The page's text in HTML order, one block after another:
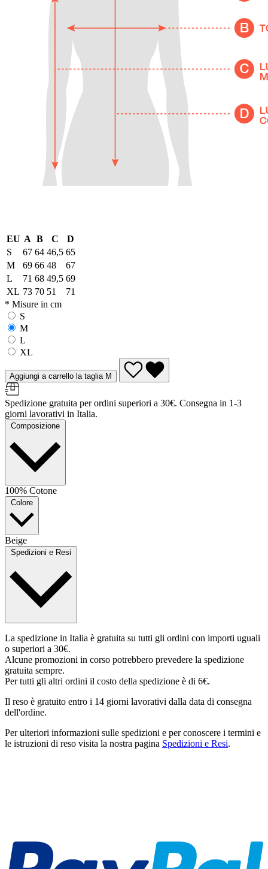
EU A B C
D
S
67 64 46,5 65
M
69 66 48
67
L
71 68 49,5 69
XL 73 70 51
71
* Misure in cm
S
M
L
XL
Aggiungi a carrello la taglia M
Spedizione gratuita per ordini superiori a 30€. Consegna in 1-3
giorni lavorativi in Italia.
Composizione
100% Cotone
Colore
Beige
Spedizioni e Resi
La spedizione in Italia è gratuita su tutti gli ordini con importi uguali
o superiori a 30€.
Alcune promozioni in corso potrebbero prevedere la spedizione
gratuita sempre.
Per tutti gli altri ordini il costo della spedizione è di 6€.
Il reso è gratuito entro i 14 giorni lavorativi dalla data di consegna
dell'ordine.
Per ulteriori informazioni sulle spedizioni e per conoscere i termini e
le istruzioni di reso visita la nostra pagina Spedizioni e Resi.